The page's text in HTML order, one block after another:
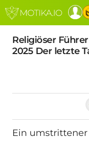
Religiöser
2025 Der letzte
Ein